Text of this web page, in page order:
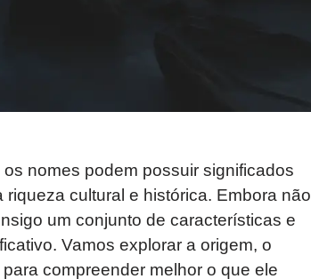
nomes podem possuir significados
cultural e histórica. Embora não
um conjunto de características e
Vamos explorar a origem, o
compreender melhor o que ele